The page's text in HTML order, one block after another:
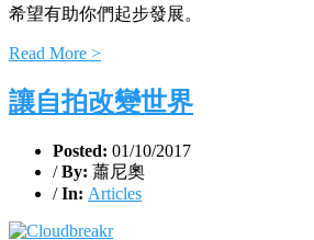
希望有助你們起步發展。
Read More >
讓自拍改變世界
Posted: 01/10/2017
/ By: 蕭尼奧
/ In: Articles